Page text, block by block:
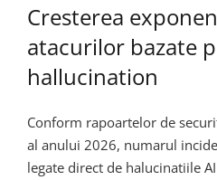
Cresterea
atacurilor bazate
hallucination
Conform rapoartelor de
al anului 2026, numarul
legate direct de halucinatiile